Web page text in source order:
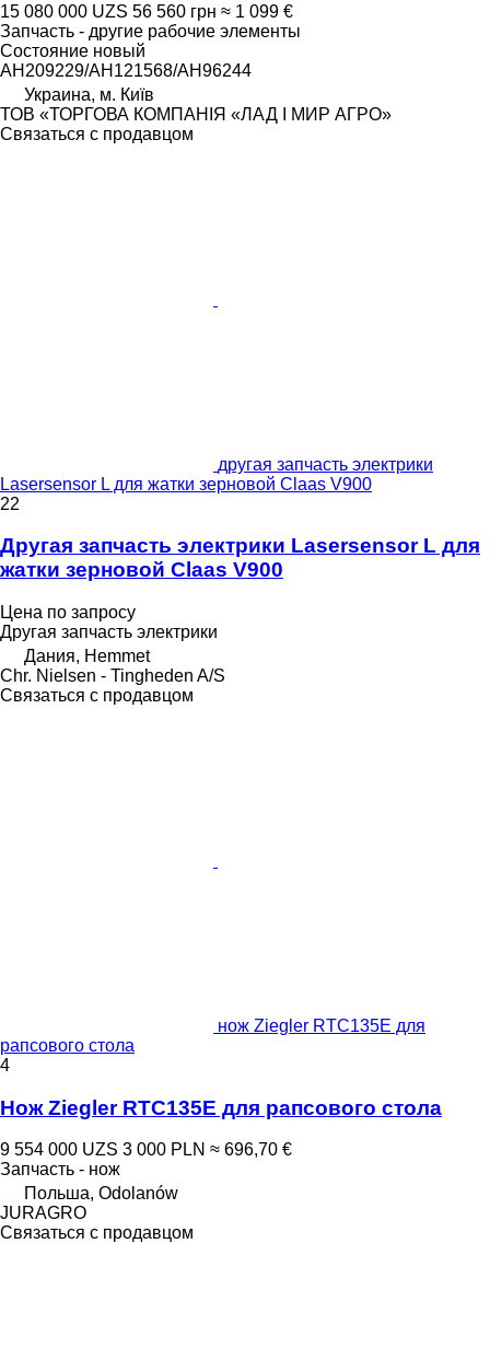
15 080 000 UZS 56 560 грн ≈ 1 099 €
Запчасть - другие рабочие элементы
Состояние новый
AH209229/AH121568/AH96244
Украина, м. Київ
ТОВ «ТОРГОВА КОМПАНІЯ «ЛАД І МИР АГРО»
Связаться с продавцом
другая запчасть электрики
Lasersensor L для жатки зерновой Claas V900
22
Другая запчасть электрики Lasersensor L для
жатки зерновой Claas V900
Цена по запросу
Другая запчасть электрики
Дания, Hemmet
Chr. Nielsen - Tingheden A/S
Связаться с продавцом
нож Ziegler RTC135E для
рапсового стола
4
Нож Ziegler RTC135E для рапсового стола
9 554 000 UZS 3 000 PLN ≈ 696,70 €
Запчасть - нож
Польша, Odolanów
JURAGRO
Связаться с продавцом